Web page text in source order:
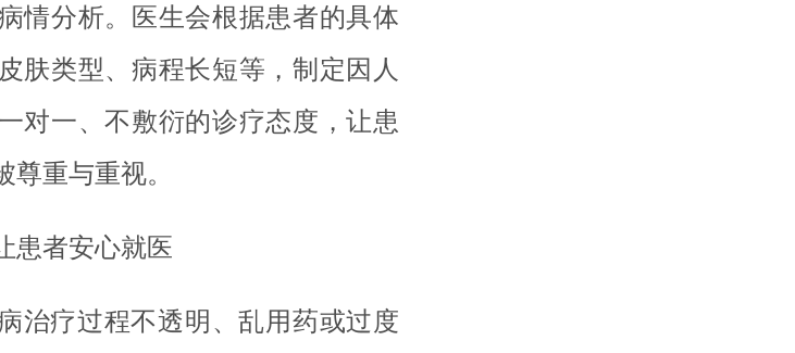
情分析。医生会根据患者的具体
肤类型、病程长短等，制定因人
对一、不敷衍的诊疗态度，让患
重与重视。
患者安心就医
治疗过程不透明、乱用药或过度